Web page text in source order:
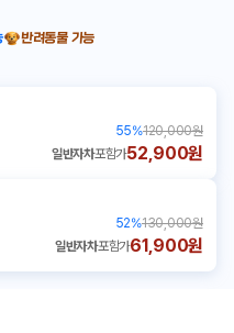
반려동물 가능
55%120,000원
일반자차포함가52,900원
52%130,000원
일반자차포함가61,900원